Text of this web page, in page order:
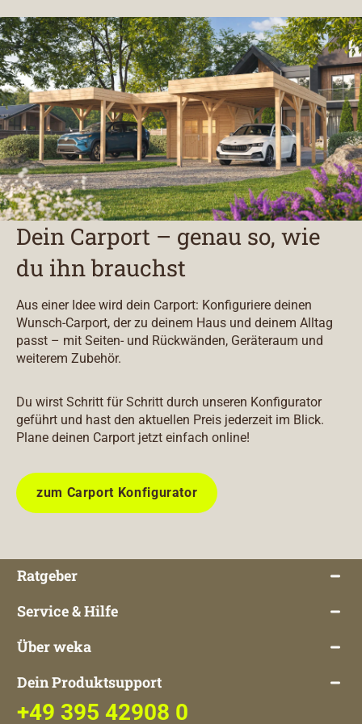
Dein Carport – genau so, wie
du ihn brauchst
Aus einer Idee wird dein Carport: Konfiguriere deinen
Wunsch-Carport, der zu deinem Haus und deinem Alltag
passt – mit Seiten- und Rückwänden, Geräteraum und
weiterem Zubehör.
Du wirst Schritt für Schritt durch unseren Konfigurator
geführt und hast den aktuellen Preis jederzeit im Blick.
Plane deinen Carport jetzt einfach online!
zum Carport Konfigurator
Ratgeber
Service & Hilfe
Über weka
Dein Produktsupport
+49 395 42908 0